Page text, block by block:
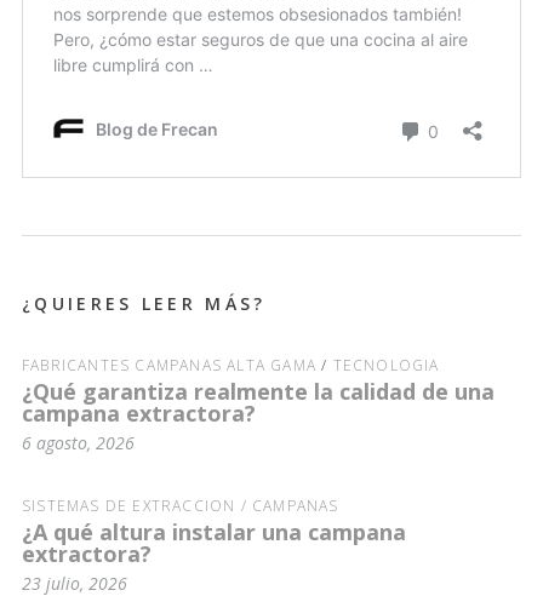
¿QUIERES LEER MÁS?
FABRICANTES CAMPANAS ALTA GAMA / TECNOLOGÍA
¿Qué garantiza realmente la calidad de una
campana extractora?
6 agosto, 2026
SISTEMAS DE EXTRACCIÓN / CAMPANAS
¿A qué altura instalar una campana
extractora?
23 julio, 2026